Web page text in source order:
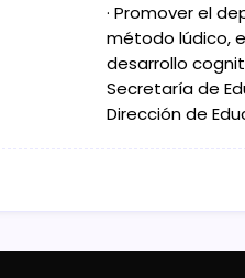
· Promover el
método lúdico,
desarrollo
Secretaría de
Dirección de